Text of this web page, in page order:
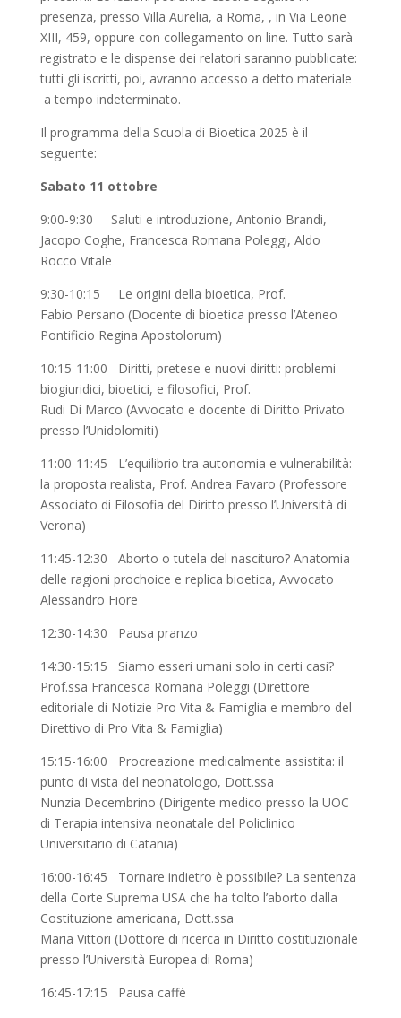
presenza, presso Villa Aurelia, a Roma, , in Via Leone
XIII, 459, oppure con collegamento on line. Tutto sarà
registrato e le dispense dei relatori saranno pubblicate:
tutti gli iscritti, poi, avranno accesso a detto materiale
a tempo indeterminato.
Il programma della Scuola di Bioetica 2025 è il
seguente:
Sabato 11 ottobre
9:00-9:30 Saluti e introduzione, Antonio Brandi,
Jacopo Coghe, Francesca Romana Poleggi, Aldo
Rocco Vitale
9:30-10:15 Le origini della bioetica, Prof.
Fabio Persano (Docente di bioetica presso l’Ateneo
Pontificio Regina Apostolorum)
10:15-11:00 Diritti, pretese e nuovi diritti: problemi
biogiuridici, bioetici, e filosofici, Prof.
Rudi Di Marco (Avvocato e docente di Diritto Privato
presso l’Unidolomiti)
11:00-11:45 L’equilibrio tra autonomia e vulnerabilità:
la proposta realista, Prof. Andrea Favaro (Professore
Associato di Filosofia del Diritto presso l’Università di
Verona)
11:45-12:30 Aborto o tutela del nascituro? Anatomia
delle ragioni prochoice e replica bioetica, Avvocato
Alessandro Fiore
12:30-14:30 Pausa pranzo
14:30-15:15 Siamo esseri umani solo in certi casi?
Prof.ssa Francesca Romana Poleggi (Direttore
editoriale di Notizie Pro Vita & Famiglia e membro del
Direttivo di Pro Vita & Famiglia)
15:15-16:00 Procreazione medicalmente assistita: il
punto di vista del neonatologo, Dott.ssa
Nunzia Decembrino (Dirigente medico presso la UOC
di Terapia intensiva neonatale del Policlinico
Universitario di Catania)
16:00-16:45 Tornare indietro è possibile? La sentenza
della Corte Suprema USA che ha tolto l’aborto dalla
Costituzione americana, Dott.ssa
Maria Vittori (Dottore di ricerca in Diritto costituzionale
presso l’Università Europea di Roma)
16:45-17:15 Pausa caffè